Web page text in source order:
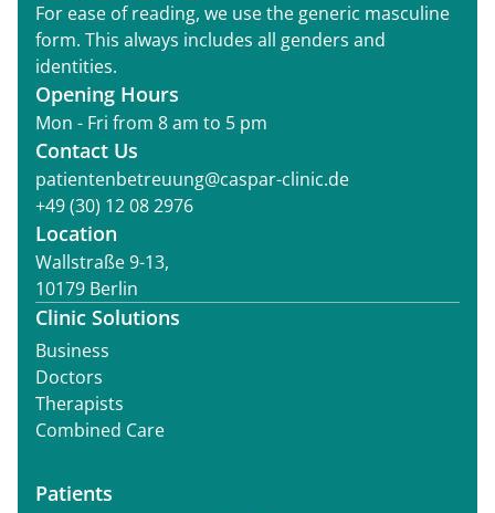
For ease of reading, we use the generic masculine
form. This always includes all genders and
identities.
Opening Hours
Mon - Fri from 8 am to 5 pm
Contact Us
patientenbetreuung@caspar-clinic.de
+49 (30) 12 08 2976
Location
Wallstraße 9-13,
10179 Berlin
Clinic Solutions
Business
Doctors
Therapists
Combined Care
Patients